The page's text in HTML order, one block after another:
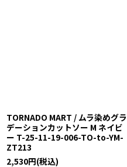
TORNADO MART / ムラ染めグラ
デーションカットソー M ネイビ
ー T-25-11-19-006-TO-to-YM-
ZT213
2,530円(税込)